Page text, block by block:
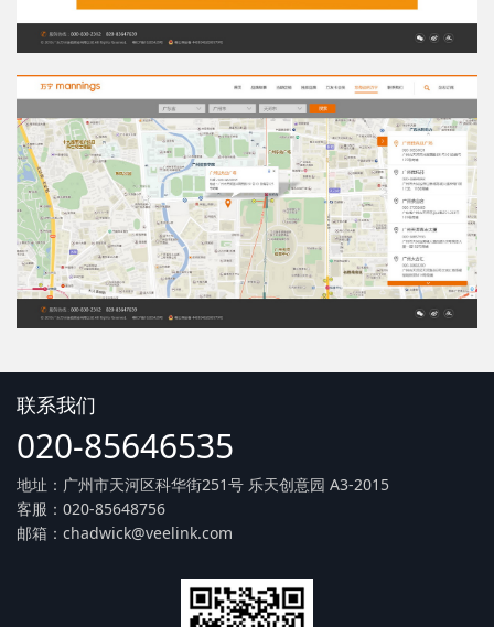
联系我们
020-85646535
地址：广州市天河区科华街251号 乐天创意园 A3-2015
客服：020-85648756
邮箱：chadwick@veelink.com